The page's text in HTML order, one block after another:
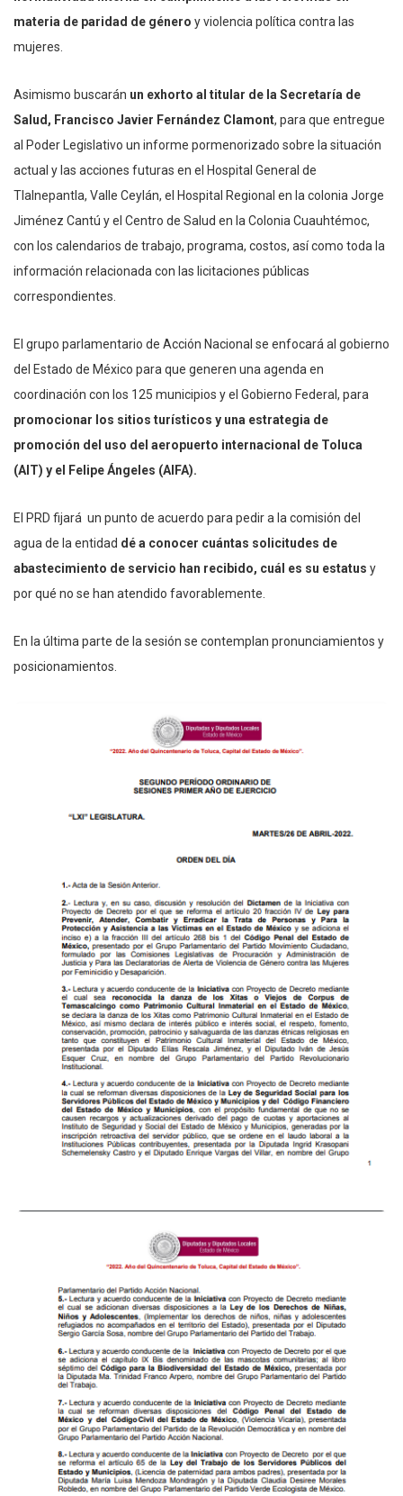
materia de paridad de género y violencia política contra las
mujeres.
Asimismo buscarán un exhorto al titular de la Secretaría de
Salud, Francisco Javier Fernández Clamont, para que entregue
al Poder Legislativo un informe pormenorizado sobre la situación
actual y las acciones futuras en el Hospital General de
Tlalnepantla, Valle Ceylán, el Hospital Regional en la colonia Jorge
Jiménez Cantú y el Centro de Salud en la Colonia Cuauhtémoc,
con los calendarios de trabajo, programa, costos, así como toda la
información relacionada con las licitaciones públicas
correspondientes.
El grupo parlamentario de Acción Nacional se enfocará al gobierno
del Estado de México para que generen una agenda en
coordinación con los 125 municipios y el Gobierno Federal, para
promocionar los sitios turísticos y una estrategia de
promoción del uso del aeropuerto internacional de Toluca
(AIT) y el Felipe Ángeles (AIFA).
El PRD fijará un punto de acuerdo para pedir a la comisión del
agua de la entidad dé a conocer cuántas solicitudes de
abastecimiento de servicio han recibido, cuál es su estatus y
por qué no se han atendido favorablemente.
En la última parte de la sesión se contemplan pronunciamientos y
posicionamientos.